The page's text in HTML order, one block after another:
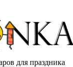
для праздника